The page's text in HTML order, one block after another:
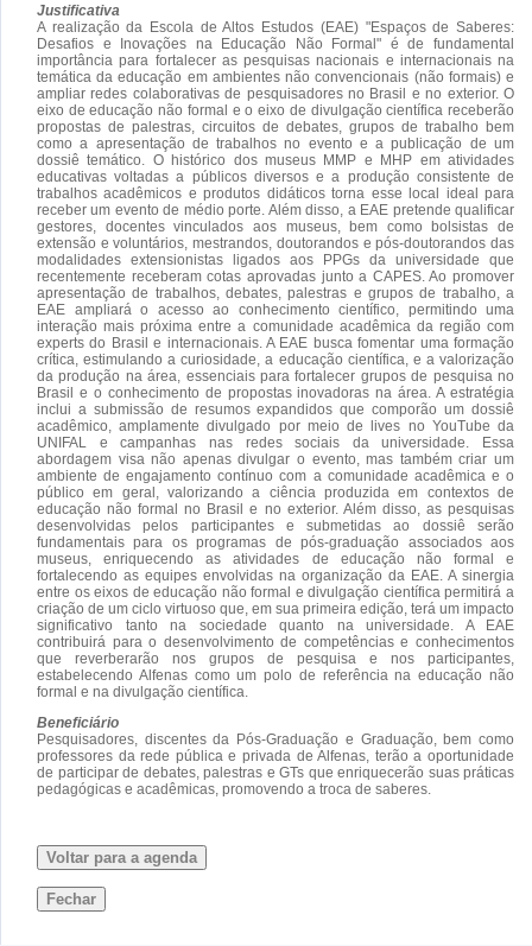
Justificativa
A realização da Escola de Altos Estudos (EAE) "Espaços de Saberes:
Desafios e Inovações na Educação Não Formal" é de fundamental
importância para fortalecer as pesquisas nacionais e internacionais na
temática da educação em ambientes não convencionais (não formais) e
ampliar redes colaborativas de pesquisadores no Brasil e no exterior. O
eixo de educação não formal e o eixo de divulgação científica receberão
propostas de palestras, circuitos de debates, grupos de trabalho bem
como a apresentação de trabalhos no evento e a publicação de um
dossiê temático. O histórico dos museus MMP e MHP em atividades
educativas voltadas a públicos diversos e a produção consistente de
trabalhos acadêmicos e produtos didáticos torna esse local ideal para
receber um evento de médio porte. Além disso, a EAE pretende qualificar
gestores, docentes vinculados aos museus, bem como bolsistas de
extensão e voluntários, mestrandos, doutorandos e pós-doutorandos das
modalidades extensionistas ligados aos PPGs da universidade que
recentemente receberam cotas aprovadas junto a CAPES. Ao promover
apresentação de trabalhos, debates, palestras e grupos de trabalho, a
EAE ampliará o acesso ao conhecimento científico, permitindo uma
interação mais próxima entre a comunidade acadêmica da região com
experts do Brasil e internacionais. A EAE busca fomentar uma formação
crítica, estimulando a curiosidade, a educação científica, e a valorização
da produção na área, essenciais para fortalecer grupos de pesquisa no
Brasil e o conhecimento de propostas inovadoras na área. A estratégia
inclui a submissão de resumos expandidos que comporão um dossiê
acadêmico, amplamente divulgado por meio de lives no YouTube da
UNIFAL e campanhas nas redes sociais da universidade. Essa
abordagem visa não apenas divulgar o evento, mas também criar um
ambiente de engajamento contínuo com a comunidade acadêmica e o
público em geral, valorizando a ciência produzida em contextos de
educação não formal no Brasil e no exterior. Além disso, as pesquisas
desenvolvidas pelos participantes e submetidas ao dossiê serão
fundamentais para os programas de pós-graduação associados aos
museus, enriquecendo as atividades de educação não formal e
fortalecendo as equipes envolvidas na organização da EAE. A sinergia
entre os eixos de educação não formal e divulgação científica permitirá a
criação de um ciclo virtuoso que, em sua primeira edição, terá um impacto
significativo tanto na sociedade quanto na universidade. A EAE
contribuirá para o desenvolvimento de competências e conhecimentos
que reverberarão nos grupos de pesquisa e nos participantes,
estabelecendo Alfenas como um polo de referência na educação não
formal e na divulgação científica.
Beneficiário
Pesquisadores, discentes da Pós-Graduação e Graduação, bem como
professores da rede pública e privada de Alfenas, terão a oportunidade
de participar de debates, palestras e GTs que enriquecerão suas práticas
pedagógicas e acadêmicas, promovendo a troca de saberes.
Voltar para a agenda
Fechar